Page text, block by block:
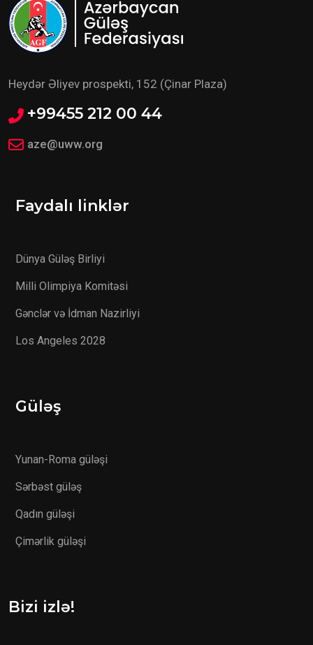
Heydər Əliyev prospekti, 152 (Çinar Plaza)
+99455 212 00 44
aze@uww.org
Faydalı linklər
Dünya Güləş Birliyi
Milli Olimpiya Komitəsi
Gənclər və İdman Nazirliyi
Los Angeles 2028
Güləş
Yunan-Roma güləşi
Sərbəst güləş
Qadın güləşi
Çimərlik güləşi
Bizi izlə!